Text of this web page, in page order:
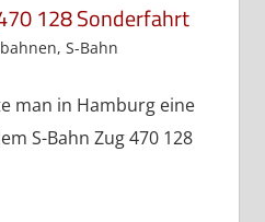
128 Sonderfahrt
,S-Bahn
man in Hamburg eine
S-Bahn Zug 470 128